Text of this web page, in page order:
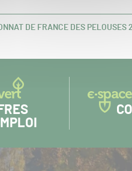
DE FRANCE DES